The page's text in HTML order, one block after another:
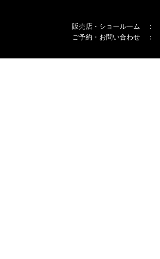
販売店・ショールーム ：
ご予約・お問い合わせ ：